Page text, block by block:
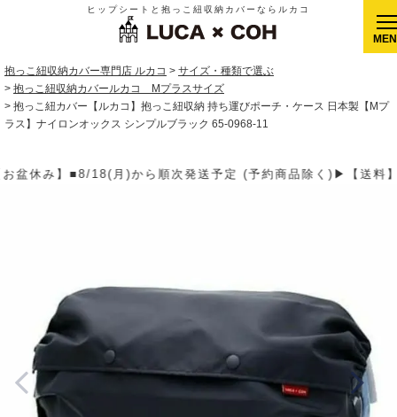
ヒップシートと抱っこ紐収納カバーならルカコ
抱っこ紐収納カバー専門店 ルカコ
サイズ・種類で選ぶ
抱っこ紐収納カバールカコ Mプラスサイズ
抱っこ紐カバー【ルカコ】抱っこ紐収納 持ち運びポーチ・ケース 日本製【Mプ
ラス】ナイロンオックス シンプルブラック 65-0968-11
く)▶【送料】ゆうパケット400円(全国一律)、ゆうパック